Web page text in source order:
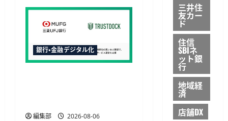
銀行・金融デジタル化
編集部 2026-08-06
三井住
友カー
ド
住信
SBIネ
ット銀
行
地域経
済
店舗DX